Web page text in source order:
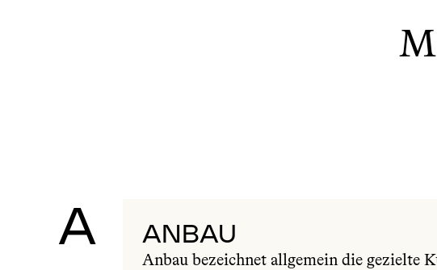
A ANBAU
Anbau bezeichnet allgemein die gezielte